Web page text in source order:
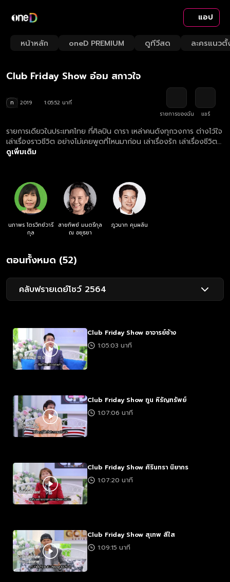
แอป
หน้าหลัก oneD PREMIUM ดูทีวีสด ละครแนวตั้
Loaded:
1.52%
Rate
Club Friday Show อ๋อม สกาวใจ
ท 2019
1:05:52 นาที
รายการของฉัน
แชร์
รายการเดียวในประเทศไทย ที่ศิลปิน ดารา เหล่าคนดังทุกวงการ ต่างไว้ใจ
เล่าเรื่องราวชีวิต อย่างไม่เคยพูดที่ไหนมาก่อน เล่าเรื่องรัก เล่าเรื่องชีวิต
จากก้นบึ้งของหัวใจ เพราะเป็นที่เดียวที่ให้ความรู้สึกปลอดภัยที่จะเล่า อุ่น
ดูเพิ่มเติม
นภาพร ไตรวิทย์วารี
กุล
สายทิพย์ มนตรีกุล
ณ อยุธยา
ภูวนาท คุนผลิน
ตอนทั้งหมด (52)
คลับฟรายเดย์โชว์ 2564
Club Friday Show อาจารย์ช้าง
1:05:03 นาที
Club Friday Show ทูน หิรัญทรัพย์
1:07:06 นาที
Club Friday Show ศิรินทรา นิยากร
1:07:20 นาที
Club Friday Show สุเทพ สีใส
1:09:15 นาที